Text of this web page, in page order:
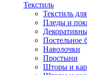
Текстиль
Текстиль
Пледы и
Постельное
Наволочки
Простыни
Шторы и